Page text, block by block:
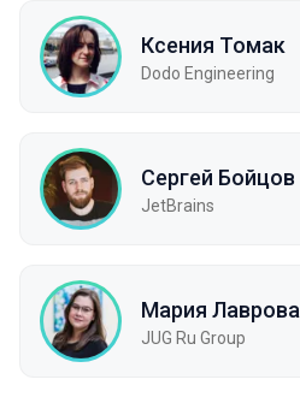
Ксения Томак
Dodo Engineering
Сергей Бойцов
JetBrains
Мария Лаврова
JUG Ru Group